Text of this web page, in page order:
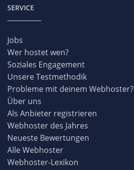
SERVICE
Jobs
Wer hostet wen?
Soziales Engagement
Unsere Testmethodik
Probleme mit deinem Webhoster?
Über uns
Als Anbieter registrieren
Webhoster des Jahres
Neueste Bewertungen
Alle Webhoster
Webhoster-Lexikon